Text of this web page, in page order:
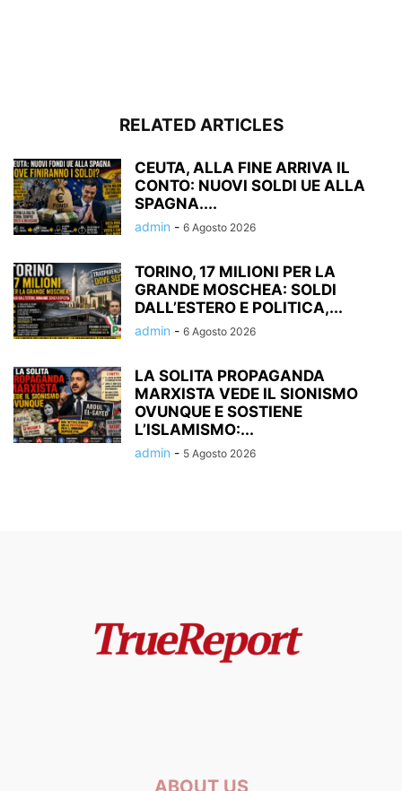
RELATED ARTICLES
CEUTA, ALLA FINE ARRIVA IL
CONTO: NUOVI SOLDI UE ALLA
SPAGNA....
admin - 6 Agosto 2026
TORINO, 17 MILIONI PER LA
GRANDE MOSCHEA: SOLDI
DALL’ESTERO E POLITICA,...
admin - 6 Agosto 2026
LA SOLITA PROPAGANDA
MARXISTA VEDE IL SIONISMO
OVUNQUE E SOSTIENE
L’ISLAMISMO:...
admin - 5 Agosto 2026
ABOUT US